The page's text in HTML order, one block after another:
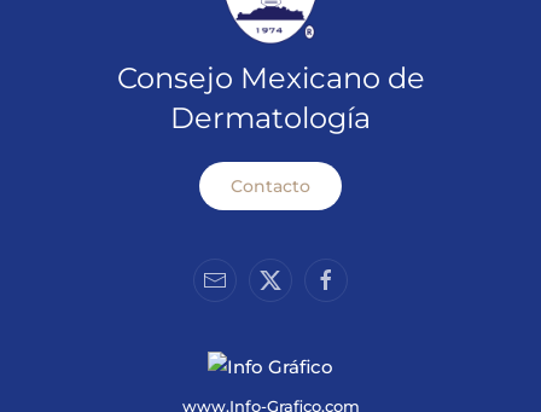
Consejo Mexicano de
Dermatología
Contacto
www.Info-Grafico.com